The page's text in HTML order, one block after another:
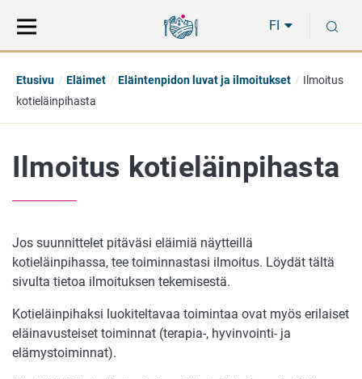
suoraan
sisältöön
koko
sivuston
FI
Etusivu Eläimet Eläintenpidon luvat ja ilmoitukset
Ilmoitus
kotieläinpihasta
Ilmoitus kotieläinpihasta
Jos suunnittelet pitäväsi eläimiä näytteillä
kotieläinpihassa, tee toiminnastasi ilmoitus. Löydät tältä
sivulta tietoa ilmoituksen tekemisestä.
Kotieläinpihaksi luokiteltavaa toimintaa ovat myös erilaiset
eläinavusteiset toiminnat (terapia-, hyvinvointi- ja
elämystoiminnat).